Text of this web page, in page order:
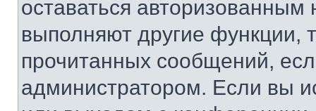
оставаться
выполняют другие функции,
прочитанных сообщений,
администратором. Если вы